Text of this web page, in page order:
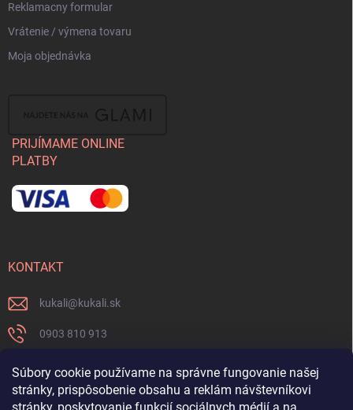
Súbory cookie používame na správne fungovanie našej
stránky, prispôsobenie obsahu a reklám návštevníkovi
Reklamacny formular
Vrátenie / výmena tovaru
Moja objednávka
PRIJÍMAME ONLINE
PLATBY
KONTAKT
kukali@kukali.sk
0903 810 913
0903 810 913
Nenechajte si ujsť novinky a sledujte nás na FB